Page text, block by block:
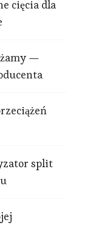
cięcia dla
—
split